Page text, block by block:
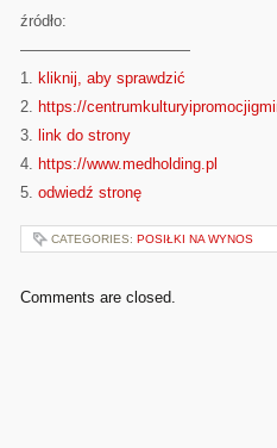
źródło:
———————————
1. kliknij, aby sprawdzić
2. https://
3. link do strony
4. https://www.medholding.pl
5. odwiedź stronę
CATEGORIES: POSIŁKI NA WYNOS
Comments are closed.